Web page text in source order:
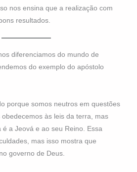
nos ensina que a realização com
resultados.
diferenciamos do mundo de
do exemplo do apóstolo
porque somos neutros em questões
às leis da terra, mas
a Jeová e ao seu Reino. Essa
mas isso mostra que
governo de Deus.